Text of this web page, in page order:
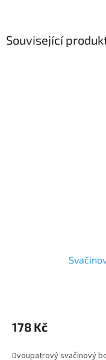
Související
178 Kč
Dvoupatrový svačinový